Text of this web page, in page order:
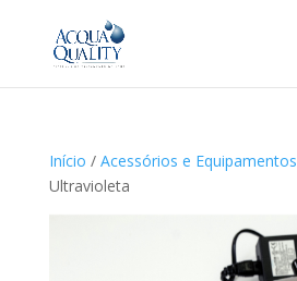
Início / Acessórios e Equipamentos
Ultravioleta